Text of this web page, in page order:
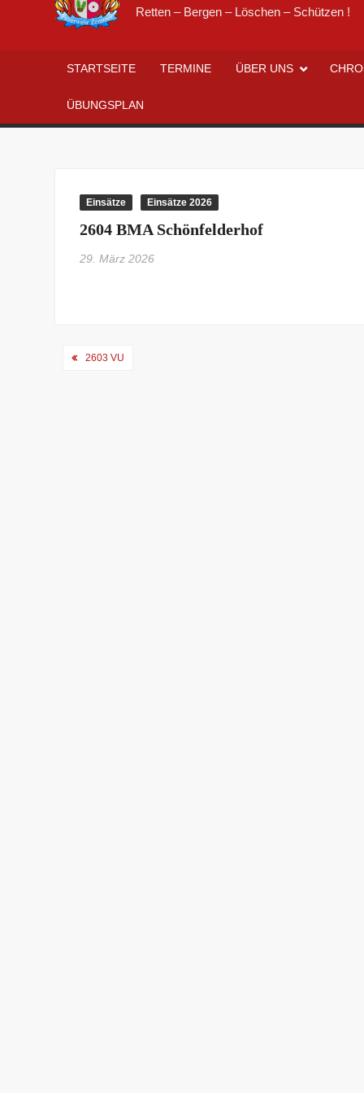
Retten – Bergen – Löschen – Schützen !
STARTSEITE TERMINE ÜBER UNS
ÜBUNGSPLAN
Einsätze Einsätze 2026
2604 BMA Schönfelderhof
29. März 2026
Beitragsnavigation
2603 VU